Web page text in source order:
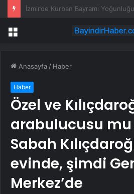
Menü
Anasayfa / Haber
Haber
Özel ve
arabulucusu mu
Sabah
evinde, şimdi
Merkez’de